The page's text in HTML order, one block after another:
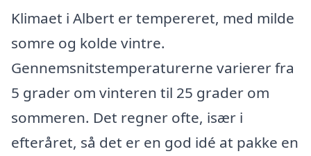
Klimaet i Albert er tempereret, med milde
somre og kolde vintre.
Gennemsnitstemperaturerne varierer fra
5 grader om vinteren til 25 grader om
sommeren. Det regner ofte, især i
efteråret, så det er en god idé at pakke en